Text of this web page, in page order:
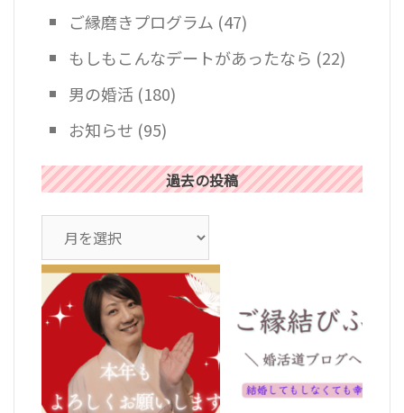
ご縁磨きプログラム (47)
もしもこんなデートがあったなら (22)
男の婚活 (180)
お知らせ (95)
過去の投稿
ー
カ
イ